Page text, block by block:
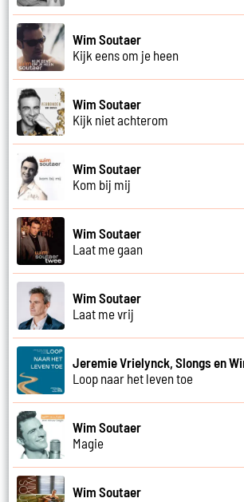
Wim Soutaer
Kijk eens om je heen
Wim Soutaer
Kijk niet achterom
Wim Soutaer
Kom bij mij
Wim Soutaer
Laat me gaan
Wim Soutaer
Laat me vrij
Jeremie Vrielynck, Slongs en
Loop naar het leven toe
Wim Soutaer
Magie
Wim Soutaer